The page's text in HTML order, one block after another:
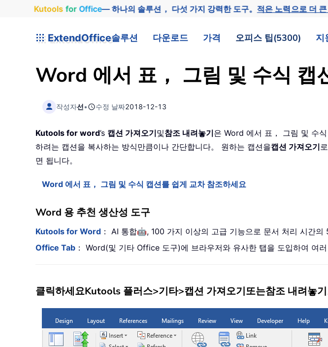
Kutools for Office— 하나의 솔루션， 다섯 가지 강력한 도구。적은 노력으로 더 큰
ExtendOffice솔루션 다운로드 가격 오피스 팁(5300) 지
Word 에서 표， 그림 및 수식 캡
작성자선• 수정 날짜2018-12-13
Kutools for word’s 캡션 가져오기및참조 내려놓기은 Word 에서 표， 그림 및 수
하려는 캡션을 복사하는 방식만큼이나 간단합니다。 원하는 캡션을캡션 가져오기
면 됩니다。
Word 에서 표， 그림 및 수식 캡션를 쉽게 교차 참조하세요
Word 용 추천 생산성 도구
Kutools for Word ： AI 통합🤖, 100 가지 이상의 고급 기능으로 문서 처리 시간의
Office Tab ： Word(및 기타 Office 도구)에 브라우저와 유사한 탭을 도입하여 여러
클릭하세요Kutools 플러스>기타>캡션 가져오기또는참조 내려놓기